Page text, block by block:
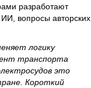
разработают
вопросы авторских
логику
транспорта
это
Короткий